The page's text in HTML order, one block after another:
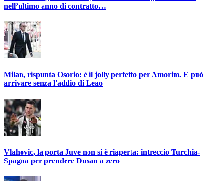
nell’ultimo anno di contratto…
Milan, rispunta Osorio: è il jolly perfetto per Amorim. E può
arrivare senza l'addio di Leao
Vlahovic, la porta Juve non si è riaperta: intreccio Turchia-
Spagna per prendere Dusan a zero